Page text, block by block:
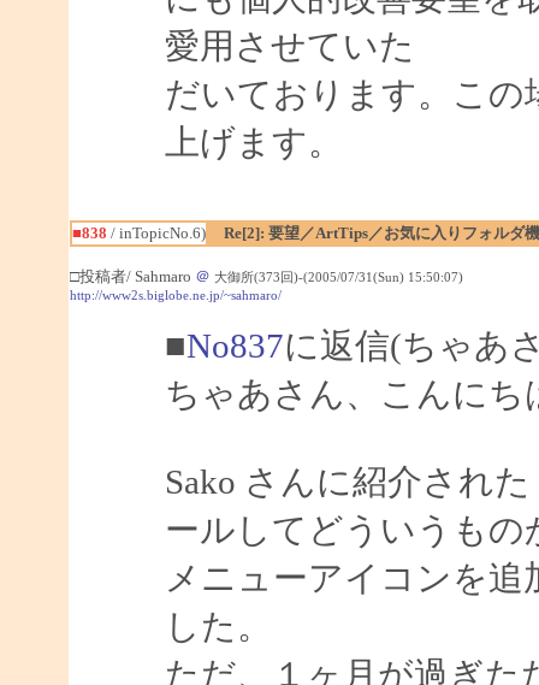
愛用させていた
だいております。こ
上げます。
■838 / inTopicNo.6) Re[2]: 要望／ArtTips／お気に入りフォルダ
□投稿者/ Sahmaro ＠ 大御所(373回)-(2005/07/31(Sun) 15:50:07)
http://www2s.biglobe.ne.jp/~sahmaro/
■No837に返信(ちゃあ
ちゃあさん、こんにち
Sako さんに紹介され
ールしてどういうもの
メニューアイコンを
した。
ただ、１ヶ月が過ぎ